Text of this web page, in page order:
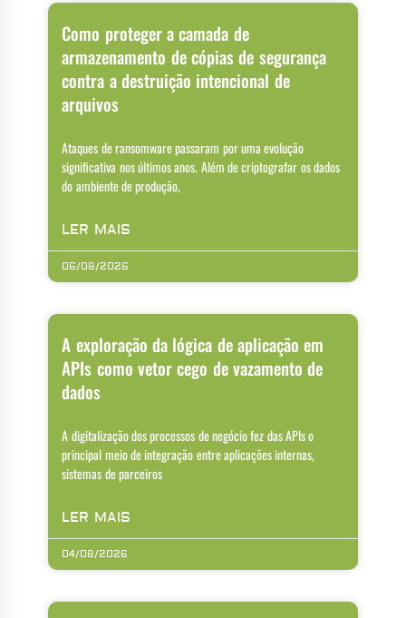
Como proteger a camada de
armazenamento de cópias de segurança
contra a destruição intencional de
arquivos
Ataques de ransomware passaram por uma evolução
significativa nos últimos anos. Além de criptografar os dados
do ambiente de produção,
LER MAIS
06/08/2026
A exploração da lógica de aplicação em
APIs como vetor cego de vazamento de
dados
A digitalização dos processos de negócio fez das APIs o
principal meio de integração entre aplicações internas,
sistemas de parceiros
LER MAIS
04/08/2026